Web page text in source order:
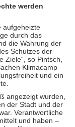
werden
aufgeheizte
durch das
die Wahrung der
Schutzes der
so Pintsch,
Klimacamp
und ein
angezeigt wurden,
der Stadt und der
Verantwortliche
und haben –